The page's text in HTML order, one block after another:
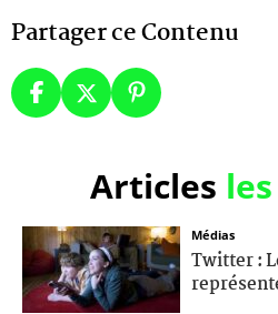
Partager ce Contenu
Articles
Médias
Twitter :